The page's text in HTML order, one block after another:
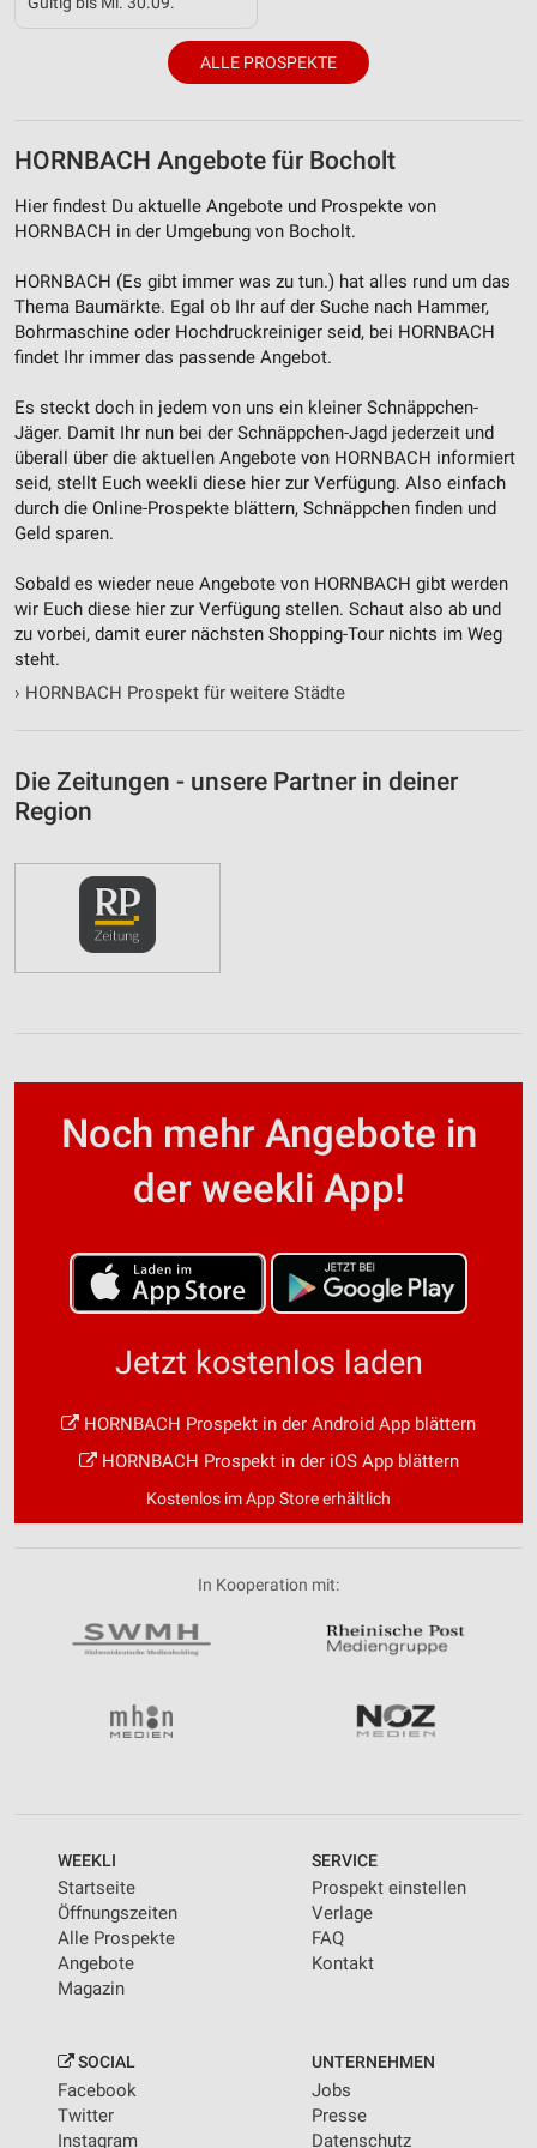
ALLE PROSPEKTE
HORNBACH Angebote für Bocholt
Hier findest Du aktuelle Angebote und Prospekte von
HORNBACH in der Umgebung von Bocholt.
HORNBACH (Es gibt immer was zu tun.) hat alles rund um das
Thema Baumärkte. Egal ob Ihr auf der Suche nach Hammer,
Bohrmaschine oder Hochdruckreiniger seid, bei HORNBACH
findet Ihr immer das passende Angebot.
Es steckt doch in jedem von uns ein kleiner Schnäppchen-
Jäger. Damit Ihr nun bei der Schnäppchen-Jagd jederzeit und
überall über die aktuellen Angebote von HORNBACH informiert
seid, stellt Euch weekli diese hier zur Verfügung. Also einfach
durch die Online-Prospekte blättern, Schnäppchen finden und
Geld sparen.
Sobald es wieder neue Angebote von HORNBACH gibt werden
wir Euch diese hier zur Verfügung stellen. Schaut also ab und
zu vorbei, damit eurer nächsten Shopping-Tour nichts im Weg
steht.
› HORNBACH Prospekt für weitere Städte
Die Zeitungen - unsere Partner in deiner
Region
Noch mehr Angebote in
der weekli App!
Jetzt kostenlos laden
HORNBACH Prospekt in der Android App blättern
HORNBACH Prospekt in der iOS App blättern
Kostenlos im App Store erhältlich
In Kooperation mit:
WEEKLI
Startseite
Öffnungszeiten
Alle Prospekte
Angebote
Magazin
SERVICE
Prospekt einstellen
Verlage
FAQ
Kontakt
SOCIAL
Facebook
Twitter
Instagram
UNTERNEHMEN
Jobs
Presse
Datenschutz
IAB-Besonderheiten:
Verwendung genauer Standortdaten
Nicht-IAB-Verarbeitungszwecke:
Performance
Funktional
Werbung